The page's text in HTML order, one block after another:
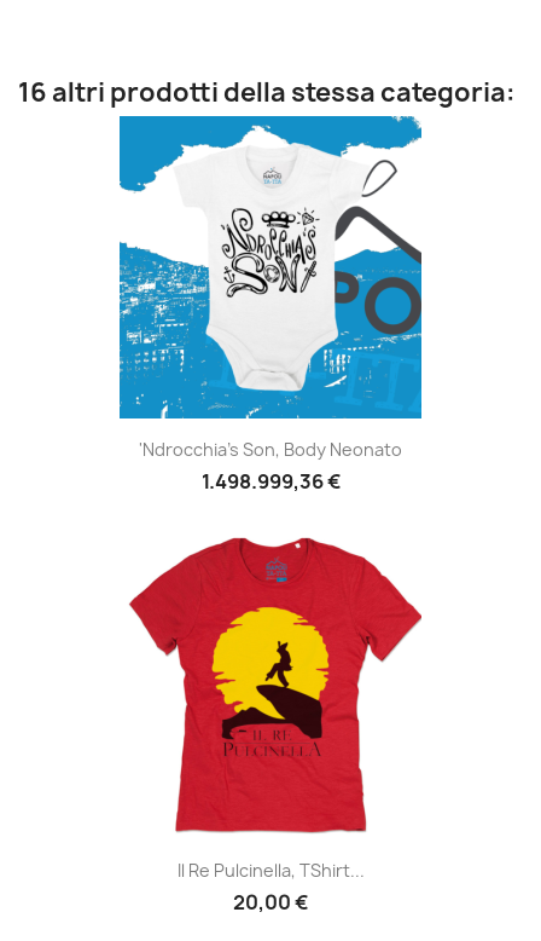
16 altri prodotti della stessa categoria:
'Ndrocchia's Son, Body Neonato
1.498.999,36 €
Il Re Pulcinella, TShirt...
20,00 €